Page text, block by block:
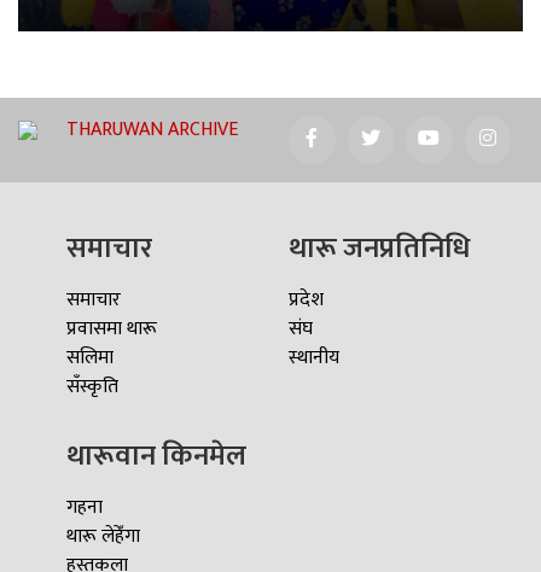
THARUWAN ARCHIVE
समाचार
समाचार
प्रवासमा थारू
सलिमा
सँस्कृति
थारू जनप्रतिनिधि
प्रदेश
संघ
स्थानीय
थारूवान किनमेल
गहना
थारू लेहेँगा